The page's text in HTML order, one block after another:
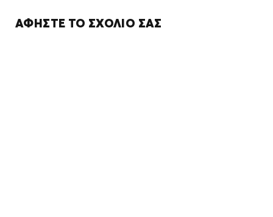
ΑΦΉΣΤΕ ΤΟ ΣΧΌΛΙΌ ΣΑΣ